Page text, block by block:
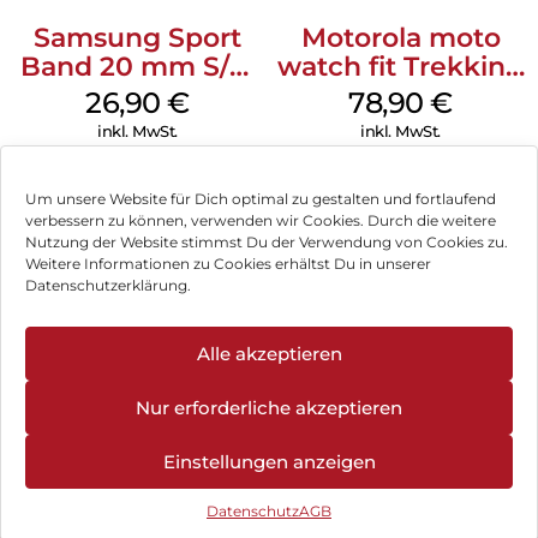
Um unsere Website für Dich optimal zu gestalten und fortlaufend
verbessern zu können, verwenden wir Cookies. Durch die weitere
Nutzung der Website stimmst Du der Verwendung von Cookies zu.
Weitere Informationen zu Cookies erhältst Du in unserer
Datenschutzerklärung.
Alle akzeptieren
Nur erforderliche akzeptieren
Einstellungen anzeigen
DatenschutzAGB
unterwegs noch besser verbunden.
WEGWEISENDE ARMBÄNDER.
Für die Ultra 3 gibt es vier elegante, vielseitige
Armbandstyles mit unendlich vielen Möglichkeiten für alles,
Samsung Sport
Band 20 mm S/M
Galaxy Watch4
Serie Graphite
26,90€
inkl. MwSt.
Motorola moto
watch fit Trekking
Green
78,90€
inkl. MwSt.
Impressum
Hinweis zur Batterieentsorgung
Newsletter
, Brodos AG – All Rights Reserved.